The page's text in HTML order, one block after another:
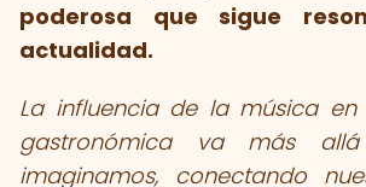
poderosa que sigue
actualidad.
La influencia de la música en
gastronómica va más
imaginamos, conectando